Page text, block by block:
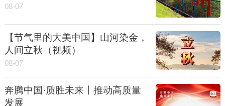
08-07
【节气里的大美中国】山河染金，
人间立秋（视频）
08-07
奔腾中国·质胜未来丨推动高质量
发展